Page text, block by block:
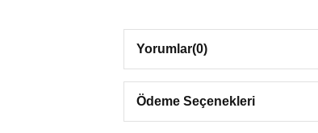
Yorumlar(0)
Ödeme Seçenekleri